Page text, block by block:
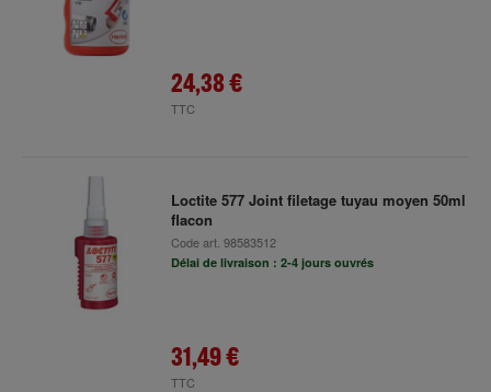
24,38 €
TTC
Loctite 577 Joint filetage tuyau moyen 50ml
flacon
Code art. 98583512
Délai de livraison : 2-4 jours ouvrés
31,49 €
TTC